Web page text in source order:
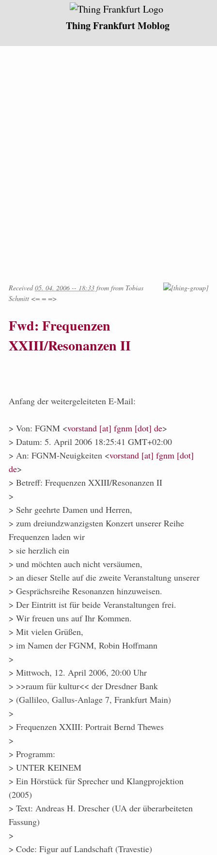
Thing Frankfurt Moblog
Received05. 04. 2006 -- 18:33 from from Tobias
Schmitt <= = =>
Fwd: Frequenzen
XXIII/Resonanzen II
Anfang der weitergeleiteten E-Mail:
> Von: FGNM <vorstand [at] fgnm [dot] de>
> Datum: 5. April 2006 18:25:41 GMT+02:00
> An: FGNM-Neuigkeiten <vorstand [at] fgnm [dot]
de>
> Betreff: Frequenzen XXIII/Resonanzen II
>
> Sehr geehrte Damen und Herren,
> zum dreiundzwanzigsten Konzert unserer Reihe
Frequenzen laden wir
> sie herzlich ein
> und möchten auch nicht versäumen,
> an dieser Stelle auf die zweite Veranstaltung unserer
> Gesprächsreihe Resonanzen hinzuweisen.
> Der Eintritt ist für beide Veranstaltungen frei.
> Wir freuen uns auf Ihr Kommen.
> Mit vielen Grüßen,
> im Namen der FGNM, Robin Hoffmann
>
> Mittwoch, 12. April 2006, 20:00 Uhr
> >>raum für kultur<< der Dresdner Bank
> (Gallileo, Gallus-Anlage 7, Frankfurt Main)
>
> Frequenzen XXIII: Portrait Bernd Thewes
>
> Programm:
> UNTER KEINEM
> Ein Hörstück für Sprecher und Klangprojektion
(2005)
> Text: Andreas H. Drescher (UA der überarbeiteten
Fassung)
>
> Code: Figur auf Landschaft (Travestie)